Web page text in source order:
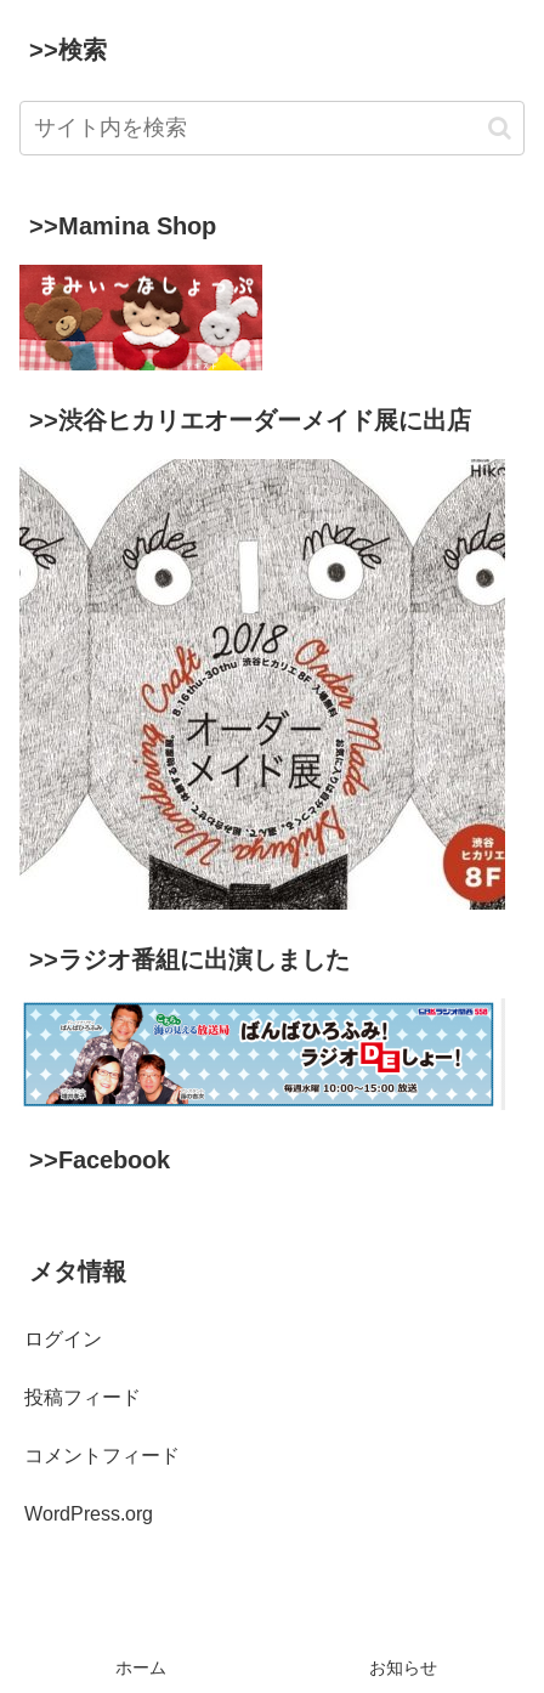
>>検索
>>Mamina Shop
>>渋谷ヒカリエオーダーメイド展に出店
>>ラジオ番組に出演しました
>>Facebook
メタ情報
ログイン
投稿フィード
コメントフィード
WordPress.org
ホーム お知らせ